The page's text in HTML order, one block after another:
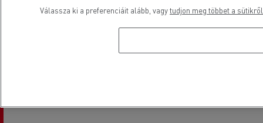
Válassza ki a preferenciáit alább, vagytudjon meg többet a